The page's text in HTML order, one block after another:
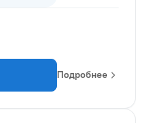
Подробнее